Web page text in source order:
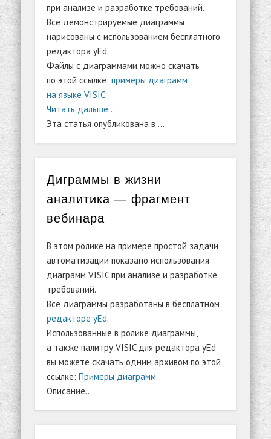
при анализе и разработке требований.
Все демонстрируемые диаграммы
нарисованы с использованием бесплатного
редактора yEd.
Файлы с диаграммами можно скачать
по этой ссылке:примеры диаграмм
на языке VISIC.
Читать дальше…
Эта статья опубликована в …
Диграммы в жизни
аналитика — фрагмент
вебинара
В этом ролике на примере простой задачи
автоматизации показано использования
диаграмм VISIC при анализе и разработке
требований.
Все диаграммы разработаны в бесплатном
редакторе yEd.
Использованные в ролике диаграммы,
а также палитру VISIC для редактора yEd
вы можете скачать одним архивом по этой
ссылке:Примеры диаграмм.
Описание…